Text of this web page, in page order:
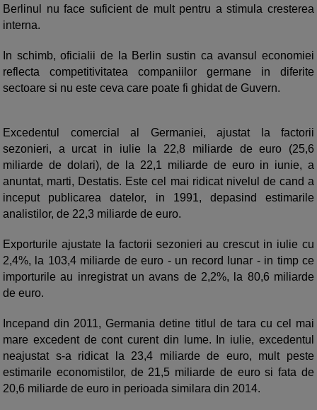
Berlinul nu face suficient de mult pentru a stimula cresterea
interna.
In schimb, oficialii de la Berlin sustin ca avansul economiei
reflecta competitivitatea companiilor germane in diferite
sectoare si nu este ceva care poate fi ghidat de Guvern.
Excedentul comercial al Germaniei, ajustat la factorii
sezonieri, a urcat in iulie la 22,8 miliarde de euro (25,6
miliarde de dolari), de la 22,1 miliarde de euro in iunie, a
anuntat, marti, Destatis. Este cel mai ridicat nivelul de cand a
inceput publicarea datelor, in 1991, depasind estimarile
analistilor, de 22,3 miliarde de euro.
Exporturile ajustate la factorii sezonieri au crescut in iulie cu
2,4%, la 103,4 miliarde de euro - un record lunar - in timp ce
importurile au inregistrat un avans de 2,2%, la 80,6 miliarde
de euro.
Incepand din 2011, Germania detine titlul de tara cu cel mai
mare excedent de cont curent din lume. In iulie, excedentul
neajustat s-a ridicat la 23,4 miliarde de euro, mult peste
estimarile economistilor, de 21,5 miliarde de euro si fata de
20,6 miliarde de euro in perioada similara din 2014.